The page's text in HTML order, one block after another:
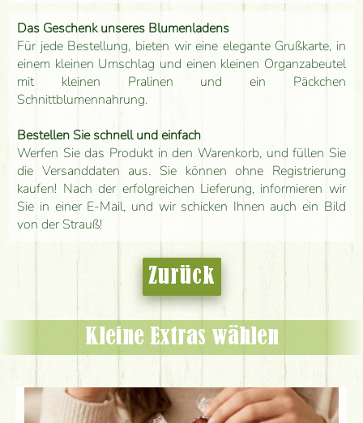
Das Geschenk unseres Blumenladens
Für jede Bestellung, bieten wir eine elegante Grußkarte, in
einem kleinen Umschlag und einen kleinen Organzabeutel
mit kleinen Pralinen und ein Päckchen
Schnittblumennahrung.
Bestellen Sie schnell und einfach
Werfen Sie das Produkt in den Warenkorb, und füllen Sie
die Versanddaten aus. Sie können ohne Registrierung
kaufen! Nach der erfolgreichen Lieferung, informieren wir
Sie in einer E-Mail, und wir schicken Ihnen auch ein Bild
von der Strauß!
Zurück
Kleine Extras wählen